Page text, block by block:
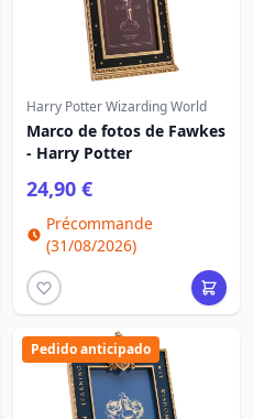
Harry Potter Wizarding World
Marco de fotos de Fawkes
- Harry Potter
24,90 €
Précommande
(31/08/2026)
Pedido anticipado